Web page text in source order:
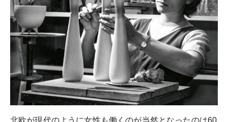
北欧が現代のように女性も働くのが当然となったのは60